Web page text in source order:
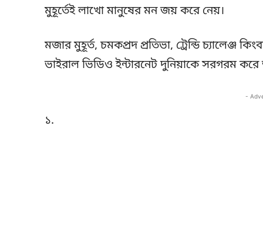
মুহূর্তেই লাখো মানুষের মন জয় করে নেয়।
মজার মুহূর্ত, চমকপ্রদ প্রতিভা, ট্রেন্ডি চ্যালেঞ্জ
ভাইরাল ভিডিও ইন্টারনেট দুনিয়াকে সরগরম করে
-
১.